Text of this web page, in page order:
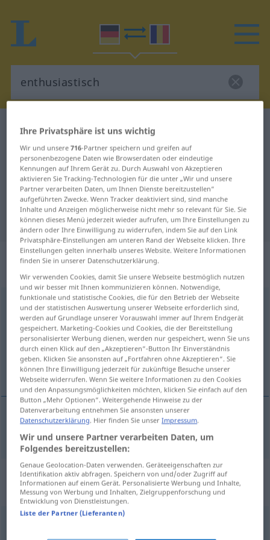
Deutsch-Rumänisch Wörterbuch
Deutsch-Rumänisch Übersetzung
für "enthusiastisch"
"enthusiastisch" Rumänisch
Übersetzung
„enthusiastisch“: Adjektiv,
Eigenschaftswort
enthusiastischadj
Übersicht aller Übersetzungen
(Für mehr Details die Übersetzung anklicken/antippen)
entuziast
entuziast
„enthusiastisch“: Adverb,
Umstandswort
Ihre Privatsphäre ist uns wichtig
Wir und unsere716-Partner speichern und greifen auf
personenbezogene Daten wie Browserdaten oder eindeutige
Kennungen auf Ihrem Gerät zu. Durch Auswahl von Akzeptieren
aktivieren Sie Tracking-Technologien für die unter „Wir und unsere
Partner verarbeiten Daten, um Ihnen Dienste bereitzustellen“
aufgeführten Zwecke. Wenn Tracker deaktiviert sind, sind manche
Inhalte und Anzeigen möglicherweise nicht mehr so relevant für Sie. Sie
können dieses Menü jederzeit wieder aufrufen, um Ihre Einstellungen zu
ändern oder Ihre Einwilligung zu widerrufen, indem Sie auf den Link
Privatsphäre-Einstellungen am unteren Rand der Webseite klicken. Ihre
Einstellungen gelten innerhalb unseres Website. Weitere Informationen
finden Sie in unserer Datenschutzerklärung.
Wir verwenden Cookies, damit Sie unsere Webseite bestmöglich nutzen
und wir besser mit Ihnen kommunizieren können. Notwendige,
funktionale und statistische Cookies, die für den Betrieb der Webseite
und der statistischen Auswertung unserer Webseite erforderlich sind,
werden auf Grundlage unserer Vorauswahl immer auf Ihrem Endgerät
gespeichert. Marketing-Cookies und Cookies, die der Bereitstellung
personalisierter Werbung dienen, werden nur gespeichert, wenn Sie uns
durch einen Klick auf den „Akzeptieren“-Button Ihr Einverständnis
geben. Klicken Sie ansonsten auf „Fortfahren ohne Akzeptieren“. Sie
können Ihre Einwilligung jederzeit für zukünftige Besuche unserer
Webseite widerrufen. Wenn Sie weitere Informationen zu den Cookies
und den Anpassungsmöglichkeiten möchten, klicken Sie einfach auf den
Button „Mehr Optionen“. Weitergehende Hinweise zu der
Datenverarbeitung entnehmen Sie ansonsten unserer
Datenschutzerklärung. Hier finden Sie unserImpressum.
Wir und unsere Partner verarbeiten Daten, um
Folgendes bereitzustellen:
Genaue Geolocation-Daten verwenden. Geräteeigenschaften zur
Identifikation aktiv abfragen. Speichern von und/oder Zugriff auf
Informationen auf einem Gerät. Personalisierte Werbung und Inhalte,
Messung von Werbung und Inhalten, Zielgruppenforschung und
Entwicklung von Dienstleistungen.
Liste der Partner (Lieferanten)